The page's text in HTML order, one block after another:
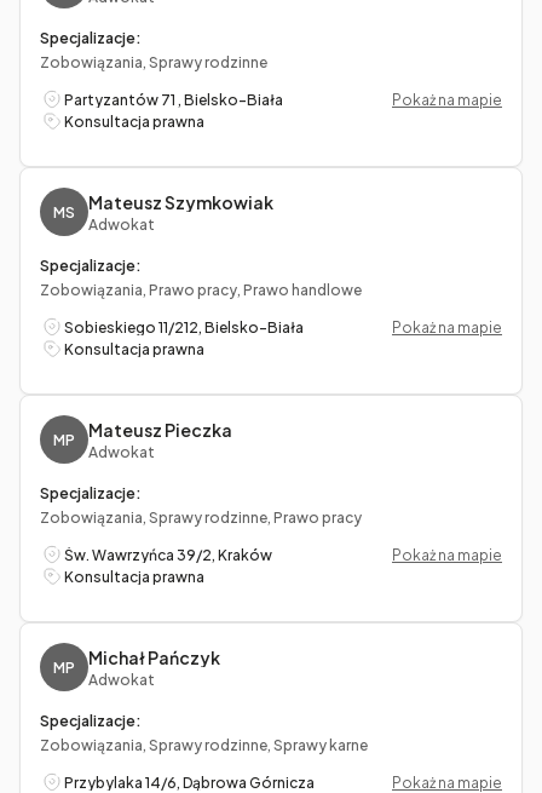
Specjalizacje:
Zobowiązania, Sprawy rodzinne
Partyzantów 71 , Bielsko-Biała
Pokaż na mapie
Konsultacja prawna
MS Mateusz Szymkowiak
Adwokat
Specjalizacje:
Zobowiązania, Prawo pracy, Prawo handlowe
Sobieskiego 11/212, Bielsko-Biała
Pokaż na mapie
Konsultacja prawna
MP Mateusz Pieczka
Adwokat
Specjalizacje:
Zobowiązania, Sprawy rodzinne, Prawo pracy
Św. Wawrzyńca 39/2, Kraków
Pokaż na mapie
Konsultacja prawna
MP Michał Pańczyk
Adwokat
Specjalizacje:
Zobowiązania, Sprawy rodzinne, Sprawy karne
Przybylaka 14/6, Dąbrowa Górnicza
Pokaż na mapie